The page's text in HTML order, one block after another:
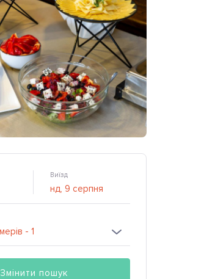
Виїзд
Змінити пошук